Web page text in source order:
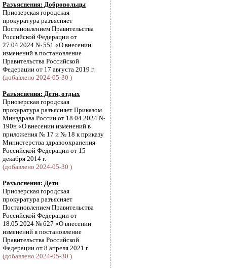
Разъяснения: Добровольцы
Приозерская городская
прокуратура разъясняет
Постановлением Правительства
Российской Федерации от
27.04.2024 № 551 «О внесении
изменений в постановление
Правительства Российской
Федерации от 17 августа 2019 г.
(добавлено 2024-05-30 )
Разъяснения: Дети, отдых
Приозерская городская
прокуратура разъясняет Приказом
Минздрава России от 18.04.2024 №
190н «О внесении изменений в
приложения № 17 и № 18 к приказу
Министерства здравоохранения
Российской Федерации от 15
декабря 2014 г.
(добавлено 2024-05-30 )
Разъяснения: Дети
Приозерская городская
прокуратура разъясняет
Постановлением Правительства
Российской Федерации от
18.05.2024 № 627 «О внесении
изменений в постановление
Правительства Российской
Федерации от 8 апреля 2021 г.
(добавлено 2024-05-30 )